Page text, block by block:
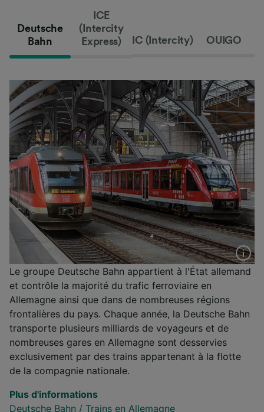
Deutsche
Bahn
ICE
(Intercity
Express)
IC (Intercity) OUIGO
Le groupe Deutsche Bahn appartient à l'État allemand
et contrôle la majorité du trafic ferroviaire en
Allemagne ainsi que dans de nombreuses régions
frontalières du pays. Chaque année, la Deutsche Bahn
transporte plusieurs milliards de voyageurs et de
nombreuses gares en Allemagne sont desservies
exclusivement par des trains appartenant à la flotte
de la compagnie nationale.
Plus d'informations
Deutsche Bahn / Trains en Allemagne